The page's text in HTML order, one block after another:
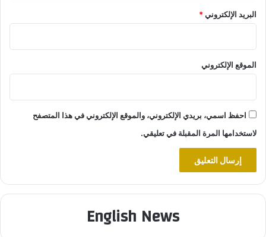
البريد الإلكتروني*
الموقع الإلكتروني
احفظ اسمي، بريدي الإلكتروني، والموقع الإلكتروني في هذا المتصفح
لاستخدامها المرة المقبلة في تعليقي.
English News